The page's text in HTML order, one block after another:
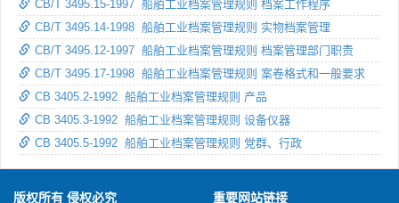
CB/T 3495.15-1997 船舶工业档案管理规则 档案工作程序
CB/T 3495.14-1998 船舶工业档案管理规则 实物档案管理
CB/T 3495.12-1997 船舶工业档案管理规则 档案管理部门职责
CB/T 3495.17-1998 船舶工业档案管理规则 案卷格式和一般要求
CB 3405.2-1992 船舶工业档案管理规则 产品
CB 3405.3-1992 船舶工业档案管理规则 设备仪器
CB 3405.5-1992 船舶工业档案管理规则 党群、行政
版权所有 侵权必究 重要网站链接